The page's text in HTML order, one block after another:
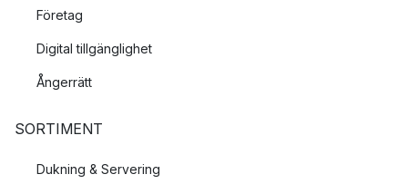
Företag
Digital tillgänglighet
Ångerrätt
SORTIMENT
Dukning & Servering